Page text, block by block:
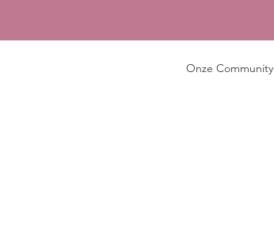
Onze Community